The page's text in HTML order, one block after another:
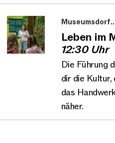
Museumsdorf
Düppel
Leben im
12:30 Uhr
Die Führung
dir die
das
näher.